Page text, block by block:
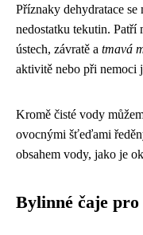
Příznaky dehydratace
nedostatku tekutin. Patří
ústech, závratě a tmavá
aktivitě nebo při nemoci
Kromě čisté vody
ovocnými šťeďami
obsahem vody, jako je
Bylinné čaje